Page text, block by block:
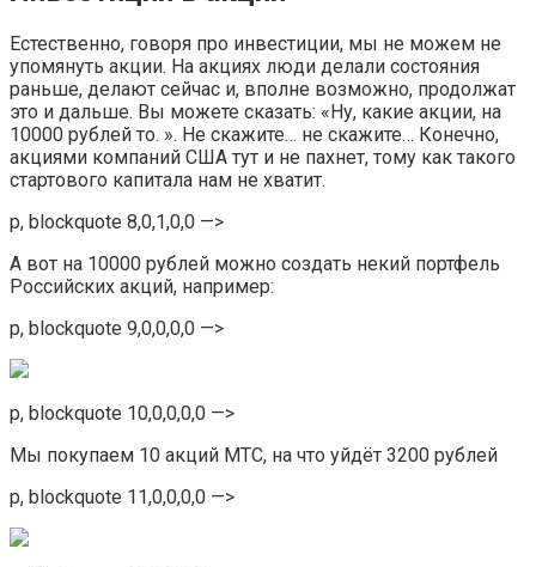
Естественно, говоря про инвестиции, мы не можем не
упомянуть акции. На акциях люди делали состояния
раньше, делают сейчас и, вполне возможно, продолжат
это и дальше. Вы можете сказать: «Ну, какие акции, на
10000 рублей то. ». Не скажите… не скажите… Конечно,
акциями компаний США тут и не пахнет, тому как такого
стартового капитала нам не хватит.
p, blockquote 8,0,1,0,0 —>
А вот на 10000 рублей можно создать некий портфель
Российских акций, например:
p, blockquote 9,0,0,0,0 —>
p, blockquote 10,0,0,0,0 —>
Мы покупаем 10 акций МТС, на что уйдёт 3200 рублей
p, blockquote 11,0,0,0,0 —>